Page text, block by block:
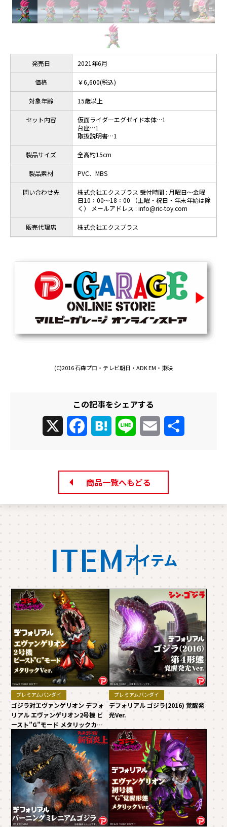
発売日 2021年6月
価格 ￥6,600(税込)
対象年齢 15歳以上
セット内容
仮面ライダーエグゼイド本体…1
台座…1
取扱説明書…1
製品サイズ 全高約15cm
製品素材 PVC、MBS
問い合わせ先
株式会社エクスプラス 受付時間 : 月曜日～金曜
日10：00～18：00 （土曜・祝日・年末年始は除
く） メールアドレス : info@ric-toy.com
販売代理店 株式会社エクスプラス
(C)2016 石森プロ・テレビ朝日・ADK EM・東映
この記事をシェアする
FacebookHatena Line Email
商品一覧へもどる
ITEM アイテム
プレミアムバンダイ
ゴジラ対エヴァンゲリオン デフォ
リアル エヴァンゲリオン2号機 ビ
ースト”G”モード メタリックカラ
プレミアムバンダイ
デフォリアル ゴジラ(2016) 覚醒発
光Ver.